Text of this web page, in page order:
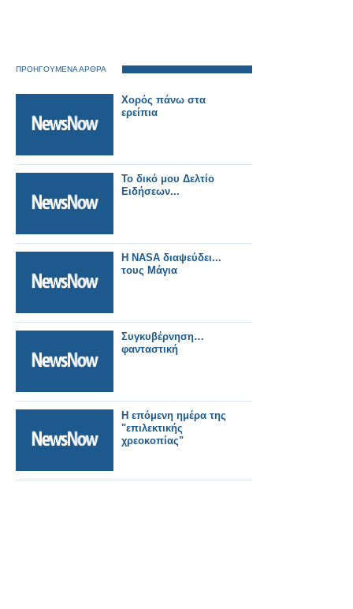
ΠΡΟΗΓΟΥΜΕΝΑ ΑΡΘΡΑ
Χορός πάνω στα
ερείπια
Το δικό μου Δελτίο
Ειδήσεων...
Η NASA διαψεύδει...
τους Μάγια
Συγκυβέρνηση…
φανταστική
Η επόμενη ημέρα της
"επιλεκτικής
χρεοκοπίας"